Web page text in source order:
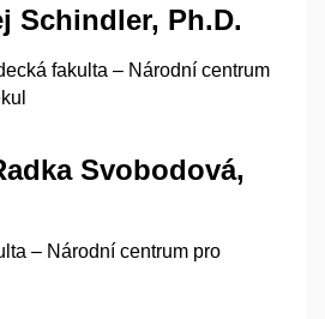
Schindler, Ph.D.
fakulta – Národní centrum
Svobodová,
– Národní centrum pro